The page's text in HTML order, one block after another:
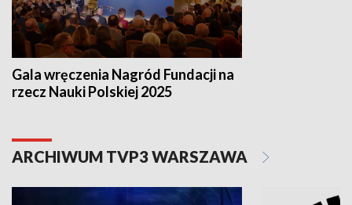
Gala wręczenia Nagród Fundacji na
rzecz Nauki Polskiej 2025
ARCHIWUM TVP3 WARSZAWA